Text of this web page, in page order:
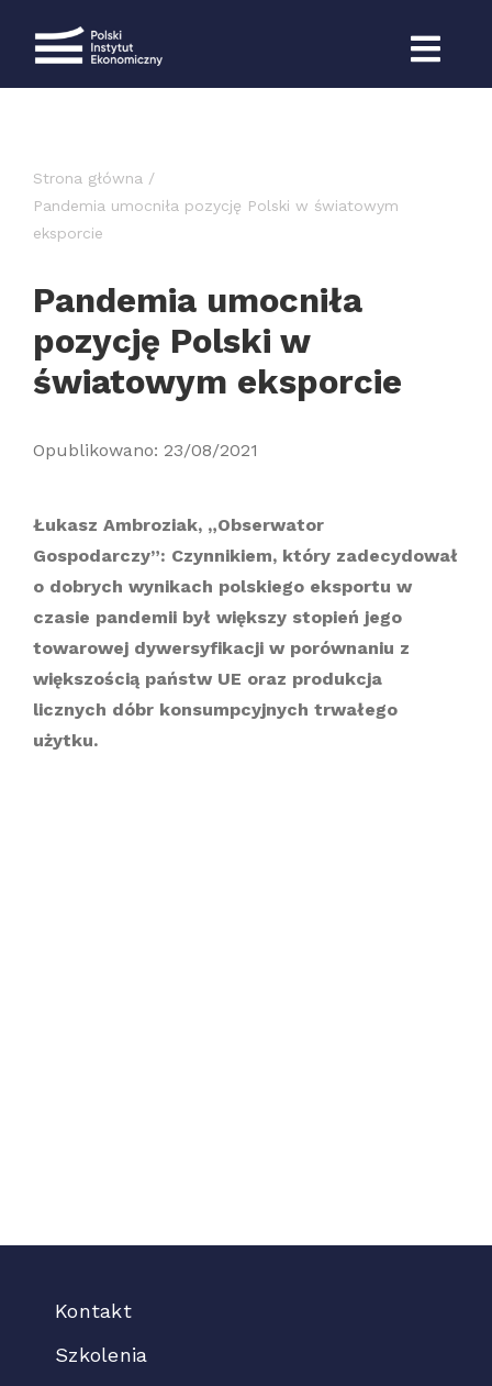
Strona główna
Pandemia umocniła pozycję Polski w światowym
eksporcie
Pandemia umocniła
pozycję Polski w
światowym eksporcie
Opublikowano: 23/08/2021
Łukasz Ambroziak, „Obserwator
Gospodarczy”: Czynnikiem, który zadecydował
o dobrych wynikach polskiego eksportu w
czasie pandemii był większy stopień jego
towarowej dywersyfikacji w porównaniu z
większością państw UE oraz produkcja
licznych dóbr konsumpcyjnych trwałego
użytku.
Kontakt
Szkolenia